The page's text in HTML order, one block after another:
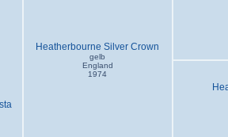
Heatherbourne Silver Crown
gelb
England
1974